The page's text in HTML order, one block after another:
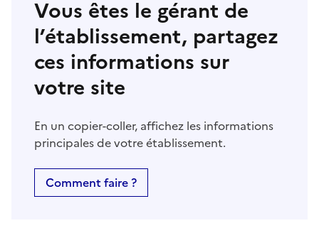
Vous êtes le gérant de
l’établissement, partagez
ces informations sur
votre site
En un copier-coller, affichez les informations
principales de votre établissement.
Comment faire ?